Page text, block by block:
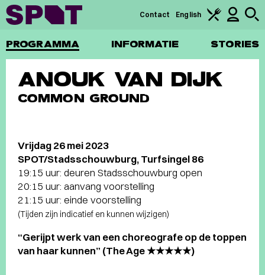
PROGRAMMA INFORMATIE STORIES
Contact English
ANOUK VAN DIJK
COMMON GROUND
Vrijdag 26 mei 2023
SPOT/Stadsschouwburg, Turfsingel 86
19:15 uur: deuren Stadsschouwburg open
20:15 uur: aanvang voorstelling
21:15 uur: einde voorstelling
(Tijden zijn indicatief en kunnen wijzigen)
“Gerijpt werk van een choreografe op de toppen
van haar kunnen” (The Age ★★★★★)